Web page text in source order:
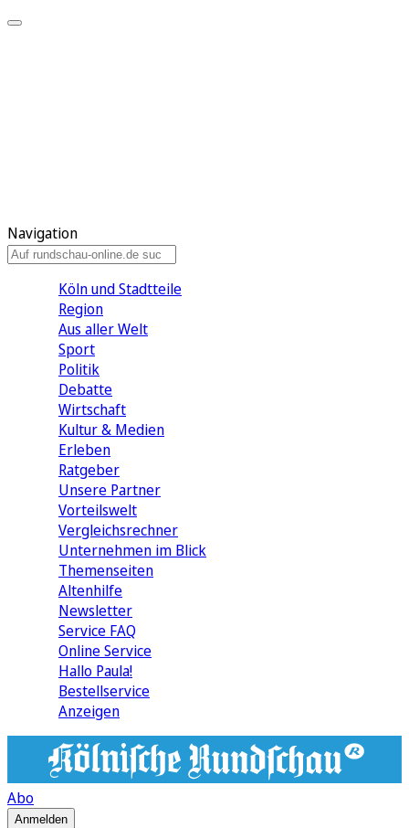
Navigation
Köln und Stadtteile
Region
Aus aller Welt
Sport
Politik
Debatte
Wirtschaft
Kultur & Medien
Erleben
Ratgeber
Unsere Partner
Vorteilswelt
Vergleichsrechner
Unternehmen im Blick
Themenseiten
Altenhilfe
Newsletter
Service FAQ
Online Service
Hallo Paula!
Bestellservice
Anzeigen
Abo
Anmelden